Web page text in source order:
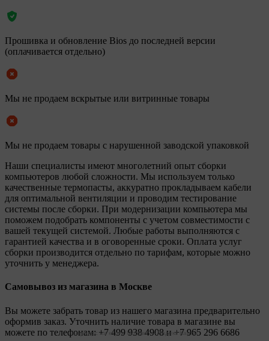
Прошивка и обновление Bios до последней версии
(оплачивается отдельно)
Мы не продаем вскрытые или витринные товары
Мы не продаем товары с нарушенной заводской упаковкой
Наши специалисты имеют многолетний опыт сборки
компьютеров любой сложности. Мы используем только
качественные термопасты, аккуратно прокладываем кабели
для оптимальной вентиляции и проводим тестирование
системы после сборки. При модернизации компьютера мы
поможем подобрать компоненты с учетом совместимости с
вашей текущей системой. Любые работы выполняются с
гарантией качества и в оговоренные сроки. Оплата услуг
сборки производится отдельно по тарифам, которые можно
уточнить у менеджера.
Самовывоз из магазина в Москве
Вы можете забрать товар из нашего магазина предварительно
оформив заказ. Уточнить наличие товара в магазине вы
можете по телефонам: +7 499 938 4908 и +7 965 296 6686
Legionpc на карте Москвы — Яндекс Карты